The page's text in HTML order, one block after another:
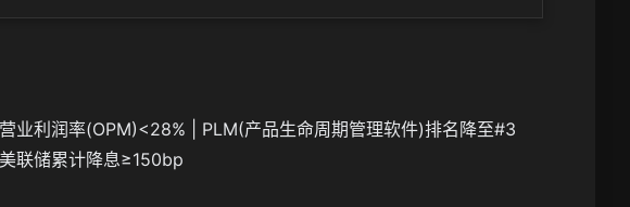
业利润率(OPM)<28% | PLM(产品生命周期管理软件)排名降至#3
联储累计降息≥150bp